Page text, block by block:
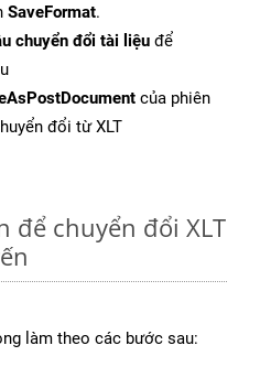
SaveFormat.
chuyển đổi tài liệu để
của phiên
đổi từ XLT
để chuyển đổi XLT
làm theo các bước sau: